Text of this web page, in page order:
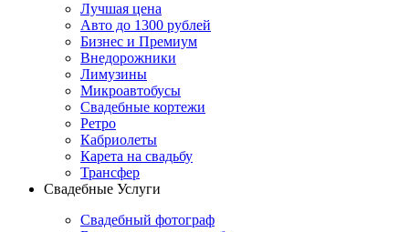
Лучшая цена
Авто до 1300 рублей
Бизнес и Премиум
Внедорожники
Лимузины
Микроавтобусы
Свадебные кортежи
Ретро
Кабриолеты
Карета на свадьбу
Трансфер
Свадебные Услуги
Свадебный фотограф